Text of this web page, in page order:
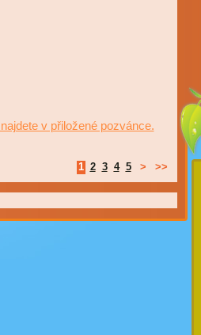
v přiložené pozvánce.
1 2 3 4 5 > >>